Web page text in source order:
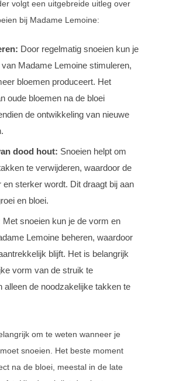
volgt een uitgebreide uitleg over
bij Madame Lemoine:
Door regelmatig snoeien kun je
Madame Lemoine stimuleren,
bloemen produceert. Het
oude bloemen na de bloei
de ontwikkeling van nieuwe
dood hout: Snoeien helpt om
te verwijderen, waardoor de
en sterker wordt. Dit draagt bij aan
en bloei.
Met snoeien kun je de vorm en
Lemoine beheren, waardoor
blijft. Het is belangrijk
vorm van de struik te
alleen de noodzakelijke takken te
om te weten wanneer je
snoeien. Het beste moment
na de bloei, meestal in de late